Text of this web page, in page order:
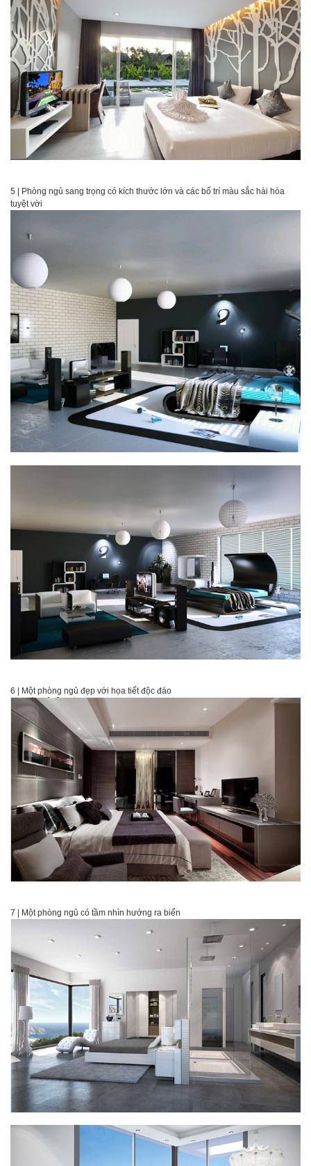
5 | Phòng ngủ sang trọng có kích thước lớn và các bố trí màu sắc hài hòa
tuyệt vời
6 | Một phòng ngủ đẹp với họa tiết độc đáo
7 | Một phòng ngủ có tầm nhìn hướng ra biển